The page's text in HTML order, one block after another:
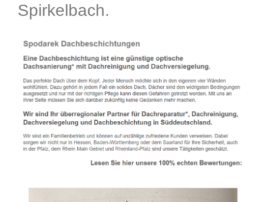
Spirkelbach.